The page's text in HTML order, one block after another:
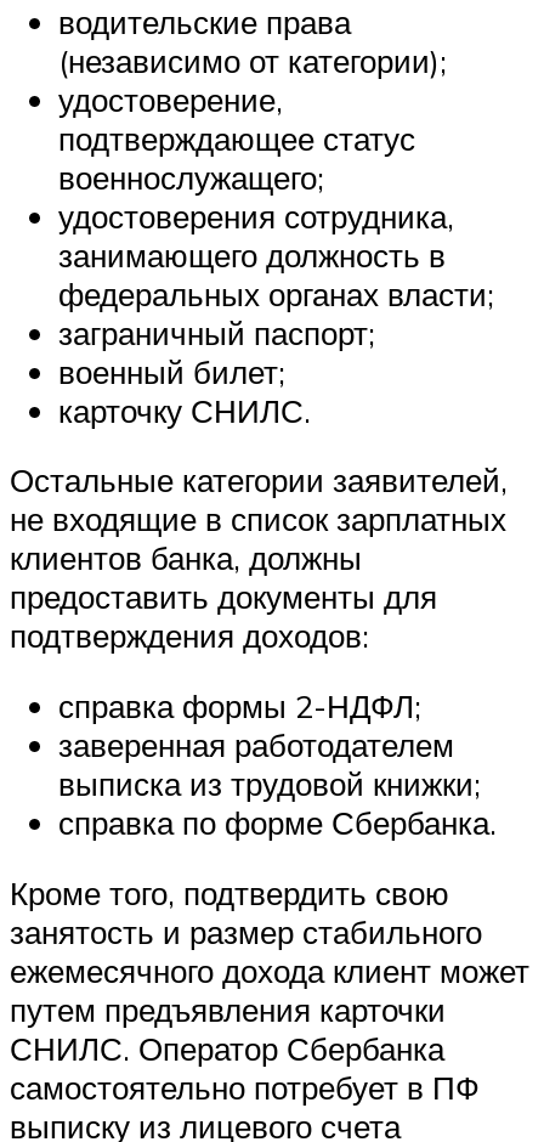
водительские права
(независимо от категории);
удостоверение,
подтверждающее статус
военнослужащего;
удостоверения сотрудника,
занимающего должность в
федеральных органах власти;
заграничный паспорт;
военный билет;
карточку СНИЛС.
Остальные категории заявителей,
не входящие в список зарплатных
клиентов банка, должны
предоставить документы для
подтверждения доходов:
справка формы 2-НДФЛ;
заверенная работодателем
выписка из трудовой книжки;
справка по форме Сбербанка.
Кроме того, подтвердить свою
занятость и размер стабильного
ежемесячного дохода клиент может
путем предъявления карточки
СНИЛС. Оператор Сбербанка
самостоятельно потребует в ПФ
выписку из лицевого счета